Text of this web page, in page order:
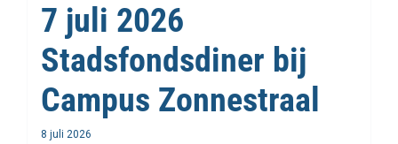
7 juli 2026
Stadsfondsdiner bij
Campus Zonnestraal
8 juli 2026